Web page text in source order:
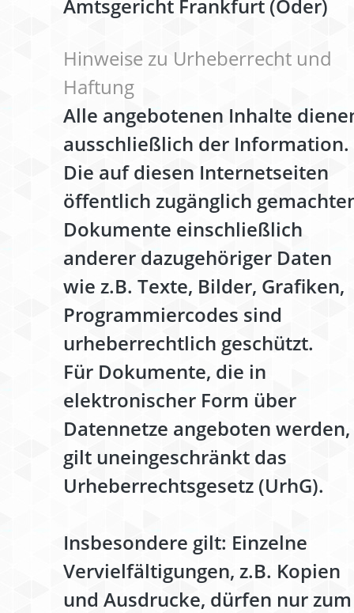
Amtsgericht Frankfurt (Oder)
Hinweise zu Urheberrecht und
Haftung
Alle angebotenen Inhalte
ausschließlich der Information.
Die auf diesen Internetseiten
öffentlich zugänglich
Dokumente einschließlich
anderer dazugehöriger Daten
wie z.B. Texte, Bilder, Grafiken,
Programmiercodes sind
urheberrechtlich geschützt.
Für Dokumente, die in
elektronischer Form über
Datennetze angeboten werden,
gilt uneingeschränkt das
Urheberrechtsgesetz (UrhG).
Insbesondere gilt: Einzelne
Vervielfältigungen, z.B. Kopien
und Ausdrucke, dürfen nur zum